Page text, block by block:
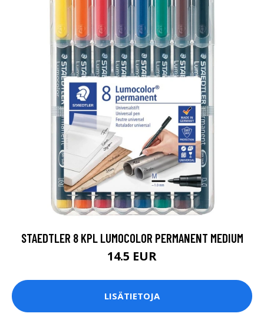
STAEDTLER 8 KPL LUMOCOLOR PERMANENT MEDIUM
14.5 EUR
LISÄTIETOJA